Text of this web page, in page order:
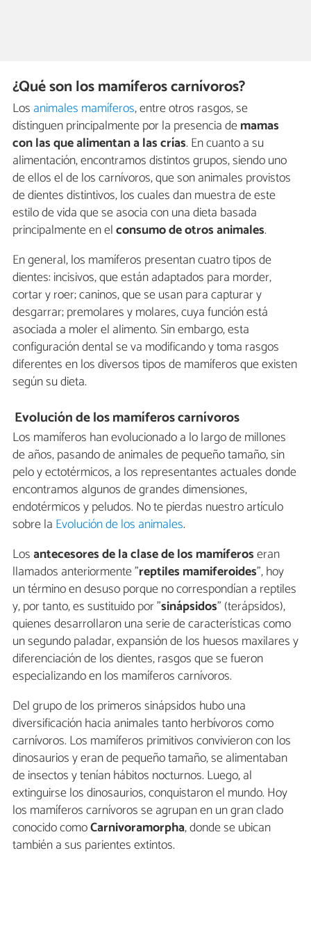
¿Qué son los mamíferos carnívoros?
Los animales mamíferos, entre otros rasgos, se
distinguen principalmente por la presencia demamas
con las que alimentan a las crías. En cuanto a su
alimentación, encontramos distintos grupos, siendo uno
de ellos el de los carnívoros, que son animales provistos
de dientes distintivos, los cuales dan muestra de este
estilo de vida que se asocia con una dieta basada
principalmente en elconsumo de otros animales.
En general, los mamíferos presentan cuatro tipos de
dientes: incisivos, que están adaptados para morder,
cortar y roer; caninos, que se usan para capturar y
desgarrar; premolares y molares, cuya función está
asociada a moler el alimento. Sin embargo, esta
configuración dental se va modificando y toma rasgos
diferentes en los diversos tipos de mamíferos que existen
según su dieta.
Evolución de los mamíferos carnívoros
Los mamíferos han evolucionado a lo largo de millones
de años, pasando de animales de pequeño tamaño, sin
pelo y ectotérmicos, a los representantes actuales donde
encontramos algunos de grandes dimensiones,
endotérmicos y peludos. No te pierdas nuestro artículo
sobre la Evolución de los animales.
Losantecesores de la clase de los mamíferoseran
llamados anteriormente "reptiles mamiferoides", hoy
un término en desuso porque no correspondían a reptiles
y, por tanto, es sustituido por "sinápsidos" (terápsidos),
quienes desarrollaron una serie de características como
un segundo paladar, expansión de los huesos maxilares y
diferenciación de los dientes, rasgos que se fueron
especializando en los mamíferos carnívoros.
Del grupo de los primeros sinápsidos hubo una
diversificación hacia animales tanto herbívoros como
carnívoros. Los mamíferos primitivos convivieron con los
dinosaurios y eran de pequeño tamaño, se alimentaban
de insectos y tenían hábitos nocturnos. Luego, al
extinguirse los dinosaurios, conquistaron el mundo. Hoy
los mamíferos carnívoros se agrupan en un gran clado
conocido comoCarnivoramorpha, donde se ubican
también a sus parientes extintos.